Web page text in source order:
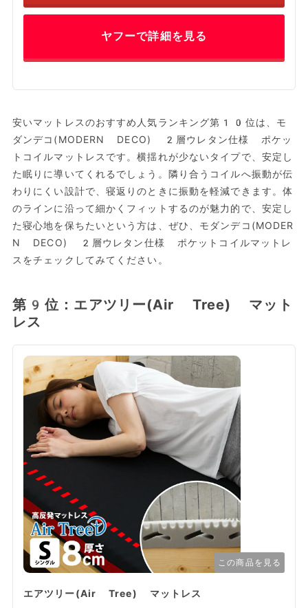
ヤフーで詳細を見る
安いマットレスのおすすめ人気ランキング第10位は、モ
ダンデコ(MODERN DECO) 2層ウレタン仕様 ポケッ
トコイルマットレスです。横揺れが少ないタイプで、安定し
た眠りに導いてくれるでしょう。隣り合うコイルへ振動が伝
わりにくい設計で、寝返りのときに振動を軽減できます。体
のラインに沿って細かくフィットするのが魅力的で、安定し
た寝心地を保ちたいという方は、ぜひ、モダンデコ(MODER
N DECO) 2層ウレタン仕様 ポケットコイルマットレ
スをチェックしてみてください。
第9位：エアツリー(Air Tree) マット
レス
この商品を見る
エアツリー(Air Tree) マットレス